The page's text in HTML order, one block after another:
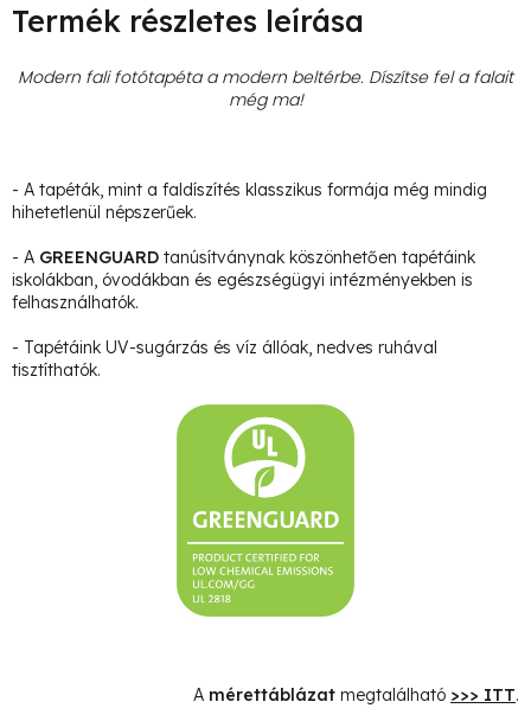
Termék részletes leírása
Modern fali fotótapéta a modern beltérbe. Díszítse fel a falait
még ma!
- A tapéták, mint a faldíszítés klasszikus formája még mindig
hihetetlenül népszerűek.
- A GREENGUARD tanúsítványnak köszönhetően tapétáink
iskolákban, óvodákban és egészségügyi intézményekben is
felhasználhatók.
- Tapétáink UV-sugárzás és víz állóak, nedves ruhával
tisztíthatók.
A mérettáblázat megtalálható >>> ITT.